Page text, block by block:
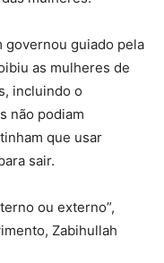
governou guiado pela
as mulheres de
incluindo o
não podiam
que usar
sair.
ou externo”,
Zabihullah